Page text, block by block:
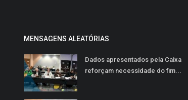
MENSAGENS ALEATÓRIAS
Dados apresentados pela Caixa
reforçam necessidade do fim...